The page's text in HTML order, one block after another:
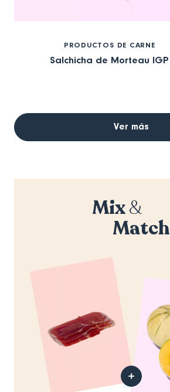
PRODUCTOS DE CARNE
Salchicha de Morteau IGP
Ver más
Mix&
Match